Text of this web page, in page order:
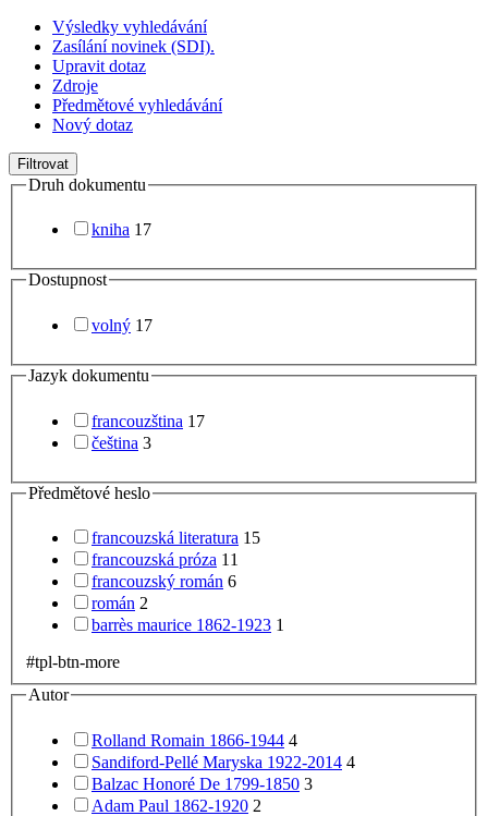
Výsledky vyhledávání
Zasílání novinek (SDI).
Upravit dotaz
Zdroje
Předmětové vyhledávání
Nový dotaz
Filtrovat
Druh dokumentu
kniha 17
Dostupnost
volný 17
Jazyk dokumentu
francouzština 17
čeština 3
Předmětové heslo
francouzská literatura 15
francouzská próza 11
francouzský román 6
román 2
barrès maurice 1862-1923 1
#tpl-btn-more
Autor
Rolland Romain 1866-1944 4
Sandiford-Pellé Maryska 1922-2014 4
Balzac Honoré De 1799-1850 3
Adam Paul 1862-1920 2